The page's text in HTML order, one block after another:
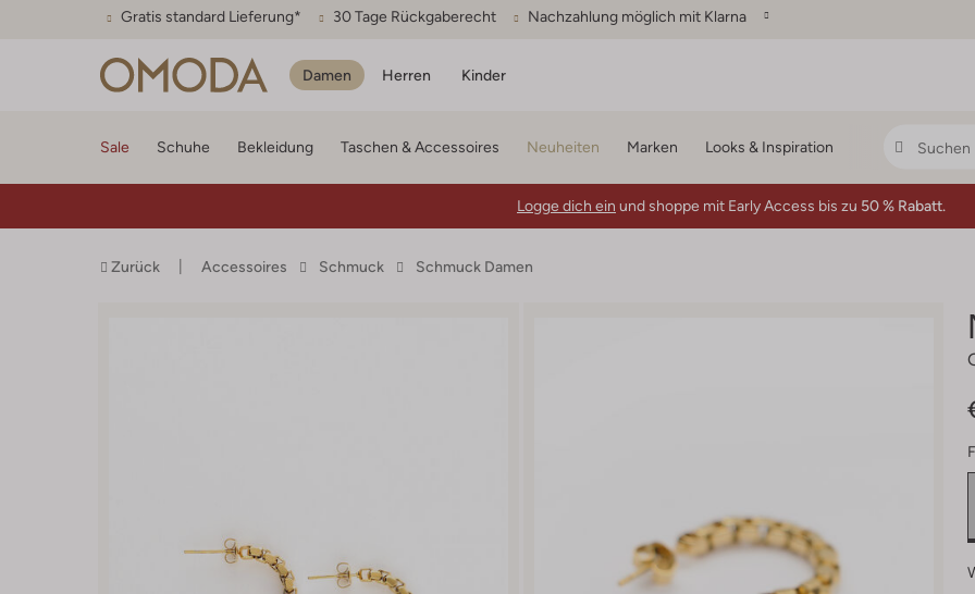
Gratis standard Lieferung* 30 Tage Rückgaberecht Nachzahlung möglich mit Klarna
Damen Herren Kinder
Sale Schuhe Bekleidung Taschen & Accessoires Neuheiten Marken Looks & Inspiration
Logge dich ein und shoppe mit Early Access bis zu 50 % Rabatt.
Zurück Accessoires Schmuck Schmuck Damen